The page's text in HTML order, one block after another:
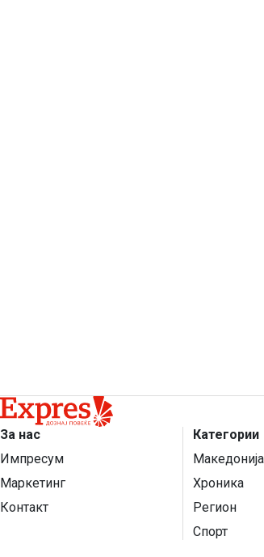
За нас
Импресум
Маркетинг
Контакт
Категории
Македонија
Хроника
Регион
Спорт